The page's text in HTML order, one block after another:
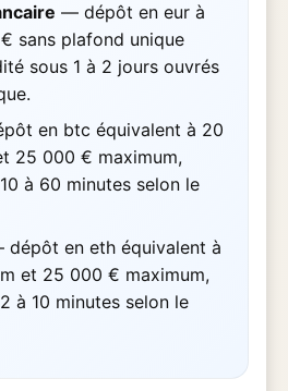
— dépôt en eur à
sans plafond unique
sous 1 à 2 jours ouvrés
en btc équivalent à 20
25 000 € maximum,
à 60 minutes selon le
en eth équivalent à
et 25 000 € maximum,
à 10 minutes selon le